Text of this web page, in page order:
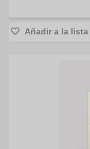
Añadir a la